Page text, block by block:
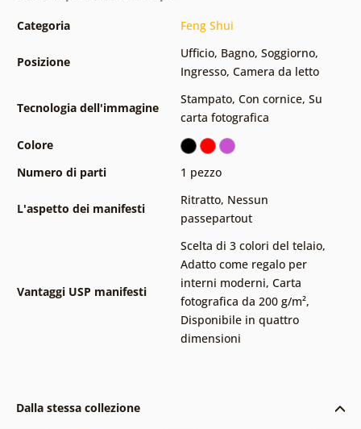
Categoria Feng Shui
Posizione
Ufficio, Bagno, Soggiorno,
Ingresso, Camera da letto
Tecnologia dell'immagine
Stampato, Con cornice, Su
carta fotografica
Colore
Numero di parti
1 pezzo
L'aspetto dei manifesti
Ritratto, Nessun
passepartout
Vantaggi USP manifesti
Scelta di 3 colori del telaio,
Adatto come regalo per
interni moderni, Carta
fotografica da 200 g/m²,
Disponibile in quattro
dimensioni
Dalla stessa collezione